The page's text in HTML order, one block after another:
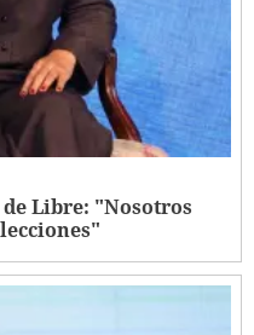
Libre: "Nosotros